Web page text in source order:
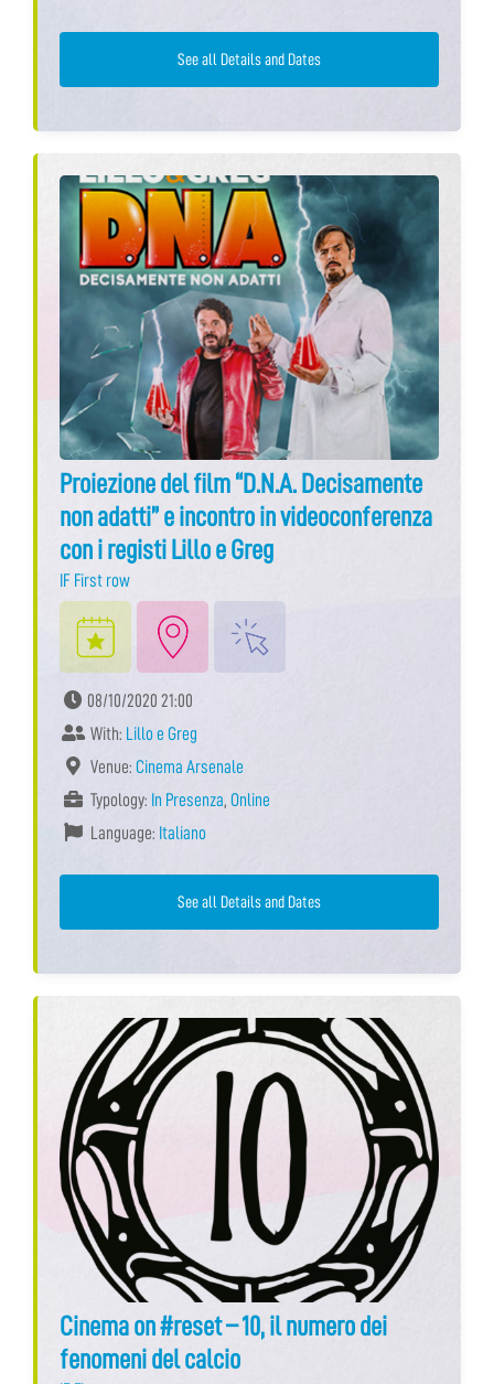
See all Details and Dates
Proiezione del film “D.N.A. Decisamente
non adatti” e incontro in videoconferenza
con i registi Lillo e Greg
IF First row
08/10/2020 21:00
With: Lillo e Greg
Venue: Cinema Arsenale
Typology: In Presenza, Online
Language: Italiano
See all Details and Dates
Cinema on #reset – 10, il numero dei
fenomeni del calcio